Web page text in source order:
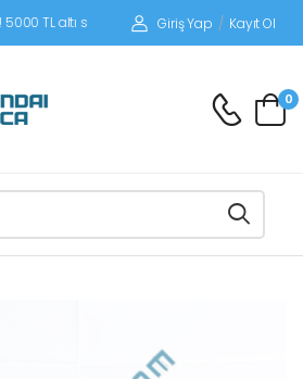
altı siparişlerinizde siparişleriniz alıcı
Giriş Yap / Kayıt Ol
0